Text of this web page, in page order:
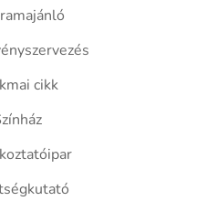
cikk